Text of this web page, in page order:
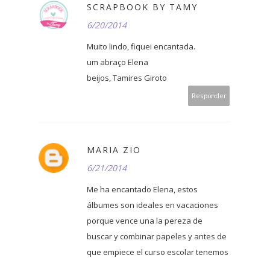
SCRAPBOOK BY TAMY
6/20/2014
Muito lindo, fiquei encantada.
um abraço Elena
beijos, Tamires Giroto
Responder
MARIA ZIO
6/21/2014
Me ha encantado Elena, estos
álbumes son ideales en vacaciones
porque vence una la pereza de
buscar y combinar papeles y antes de
que empiece el curso escolar tenemos